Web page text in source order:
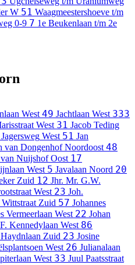
W 51 Waagmeestershoeve t/m
0-9 7 1e Beukenlaan t/m 2e
West 49 Jachtlaan West 333
West 31 Jacob Teding
Jagersweg West 51 Jan
van Dongenhof Noordoost 48
van Nuijshof Oost 17
West 5 Javalaan Noord 20
Zuid 12 Jhr. Mr. G.W.
West 23 Joh.
Zuid 57 Johannes
Vermeerlaan West 22 Johan
Kennedylaan West 86
Zuid 23 Josine
West 26 Julianalaan
West 33 Juul Paatsstraat